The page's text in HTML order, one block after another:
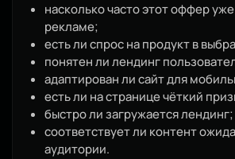
насколько часто этот оффер
рекламе;
есть ли спрос на продукт в
понятен ли лендинг
адаптирован ли сайт для
есть ли на странице чёткий
быстро ли загружается лендинг;
соответствует ли контент
аудитории.